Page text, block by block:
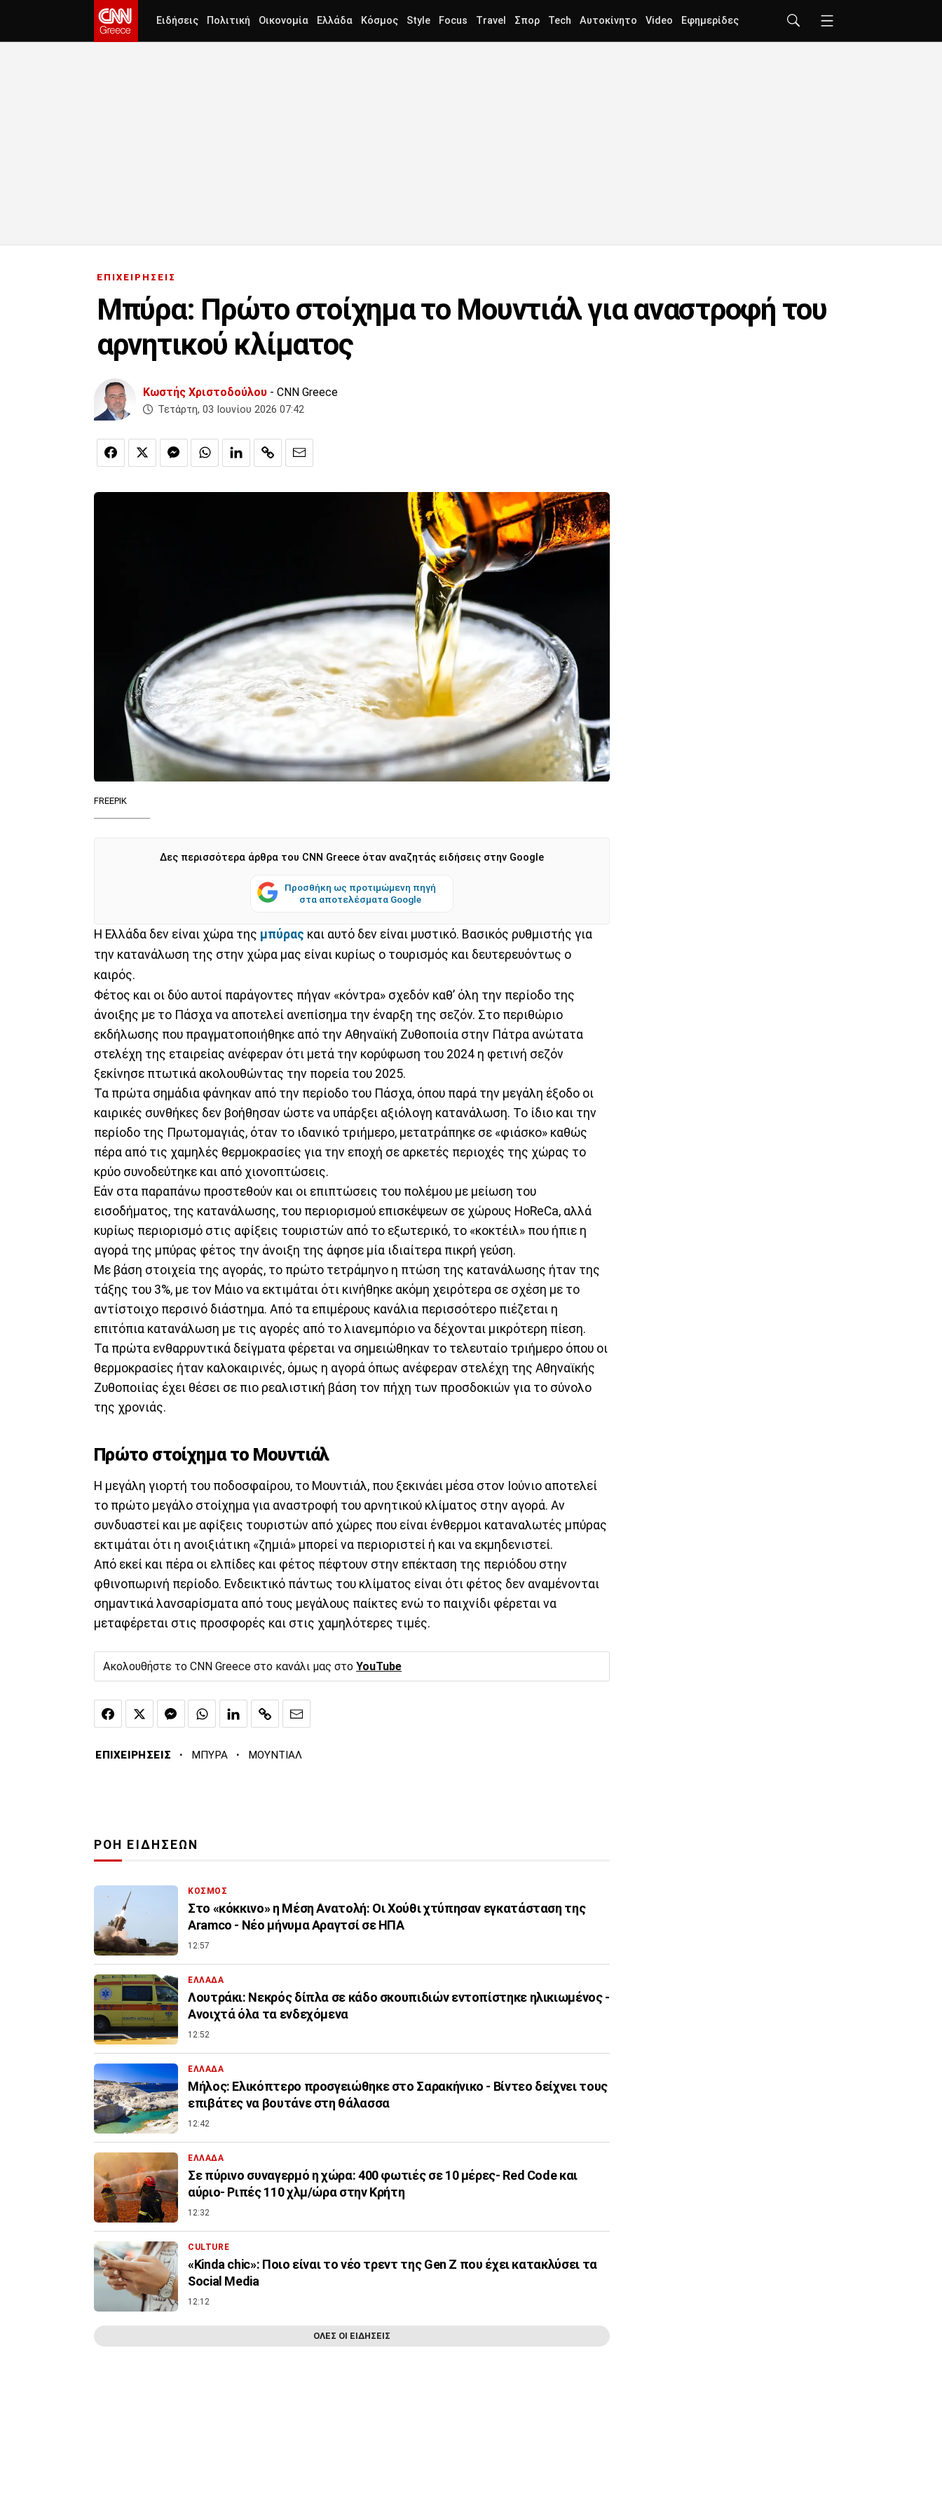
Ειδήσεις Πολιτική Οικονομία Ελλάδα Κόσμος Style Focus Travel Σπορ Tech Αυτοκίνητο Video Εφημερίδες
ΕΠΙΧΕΙΡΗΣΕΙΣ
Μπύρα: Πρώτο στοίχημα το Μουντιάλ για αναστροφή του
αρνητικού κλίματος
Κωστής Χριστοδούλου - CNN Greece
Τετάρτη, 03 Ιουνίου 2026 07:42
FREEPIK
Δες περισσότερα άρθρα του CNN Greece όταν αναζητάς ειδήσεις στην Google
Προσθήκη ως προτιμώμενη πηγή
στα αποτελέσματα Google
Η Ελλάδα δεν είναι χώρα της μπύρας και αυτό δεν είναι μυστικό. Βασικός ρυθμιστής για
την κατανάλωση της στην χώρα μας είναι κυρίως ο τουρισμός και δευτερευόντως ο
καιρός.
Φέτος και οι δύο αυτοί παράγοντες πήγαν «κόντρα» σχεδόν καθ’ όλη την περίοδο της
άνοιξης με το Πάσχα να αποτελεί ανεπίσημα την έναρξη της σεζόν. Στο περιθώριο
εκδήλωσης που πραγματοποιήθηκε από την Αθηναϊκή Ζυθοποιία στην Πάτρα ανώτατα
στελέχη της εταιρείας ανέφεραν ότι μετά την κορύφωση του 2024 η φετινή σεζόν
ξεκίνησε πτωτικά ακολουθώντας την πορεία του 2025.
Τα πρώτα σημάδια φάνηκαν από την περίοδο του Πάσχα, όπου παρά την μεγάλη έξοδο οι
καιρικές συνθήκες δεν βοήθησαν ώστε να υπάρξει αξιόλογη κατανάλωση. Το ίδιο και την
περίοδο της Πρωτομαγιάς, όταν το ιδανικό τριήμερο, μετατράπηκε σε «φιάσκο» καθώς
πέρα από τις χαμηλές θερμοκρασίες για την εποχή σε αρκετές περιοχές της χώρας το
κρύο συνοδεύτηκε και από χιονοπτώσεις.
Εάν στα παραπάνω προστεθούν και οι επιπτώσεις του πολέμου με μείωση του
εισοδήματος, της κατανάλωσης, του περιορισμού επισκέψεων σε χώρους HoReCa, αλλά
κυρίως περιορισμό στις αφίξεις τουριστών από το εξωτερικό, το «κοκτέιλ» που ήπιε η
αγορά της μπύρας φέτος την άνοιξη της άφησε μία ιδιαίτερα πικρή γεύση.
Με βάση στοιχεία της αγοράς, το πρώτο τετράμηνο η πτώση της κατανάλωσης ήταν της
τάξης του 3%, με τον Μάιο να εκτιμάται ότι κινήθηκε ακόμη χειρότερα σε σχέση με το
αντίστοιχο περσινό διάστημα. Από τα επιμέρους κανάλια περισσότερο πιέζεται η
επιτόπια κατανάλωση με τις αγορές από το λιανεμπόριο να δέχονται μικρότερη πίεση.
Τα πρώτα ενθαρρυντικά δείγματα φέρεται να σημειώθηκαν το τελευταίο τριήμερο όπου οι
θερμοκρασίες ήταν καλοκαιρινές, όμως η αγορά όπως ανέφεραν στελέχη της Αθηναϊκής
Ζυθοποιίας έχει θέσει σε πιο ρεαλιστική βάση τον πήχη των προσδοκιών για το σύνολο
της χρονιάς.
Πρώτο στοίχημα το Μουντιάλ
Η μεγάλη γιορτή του ποδοσφαίρου, το Μουντιάλ, που ξεκινάει μέσα στον Ιούνιο αποτελεί
το πρώτο μεγάλο στοίχημα για αναστροφή του αρνητικού κλίματος στην αγορά. Αν
συνδυαστεί και με αφίξεις τουριστών από χώρες που είναι ένθερμοι καταναλωτές μπύρας
εκτιμάται ότι η ανοιξιάτικη «ζημιά» μπορεί να περιοριστεί ή και να εκμηδενιστεί.
Από εκεί και πέρα οι ελπίδες και φέτος πέφτουν στην επέκταση της περιόδου στην
φθινοπωρινή περίοδο. Ενδεικτικό πάντως του κλίματος είναι ότι φέτος δεν αναμένονται
σημαντικά λανσαρίσματα από τους μεγάλους παίκτες ενώ το παιχνίδι φέρεται να
μεταφέρεται στις προσφορές και στις χαμηλότερες τιμές.
Ακολουθήστε το CNN Greece στο κανάλι μας στο YouTube
ΕΠΙΧΕΙΡΗΣΕΙΣ · ΜΠΥΡΑ · ΜΟΥΝΤΙΑΛ
ΡΟΗ ΕΙΔΗΣΕΩΝ
ΚΟΣΜΟΣ
Στο «κόκκινο» η Μέση Ανατολή: Οι Χούθι χτύπησαν εγκατάσταση της
Aramco - Νέο μήνυμα Αραγτσί σε ΗΠΑ
12:57
ΕΛΛΑΔΑ
Λουτράκι: Νεκρός δίπλα σε κάδο σκουπιδιών εντοπίστηκε ηλικιωμένος -
Ανοιχτά όλα τα ενδεχόμενα
12:52
ΕΛΛΑΔΑ
Μήλος: Ελικόπτερο προσγειώθηκε στο Σαρακήνικο - Βίντεο δείχνει τους
επιβάτες να βουτάνε στη θάλασσα
12:42
ΕΛΛΑΔΑ
Σε πύρινο συναγερμό η χώρα: 400 φωτιές σε 10 μέρες- Red Code και
αύριο- Ριπές 110 χλμ/ώρα στην Κρήτη
12:32
CULTURE
«Kinda chic»: Ποιο είναι το νέο τρεντ της Gen Z που έχει κατακλύσει τα
Social Media
12:12
ΟΛΕΣ ΟΙ ΕΙΔΗΣΕΙΣ